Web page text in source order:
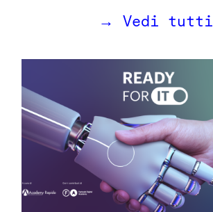
→ Vedi tutti